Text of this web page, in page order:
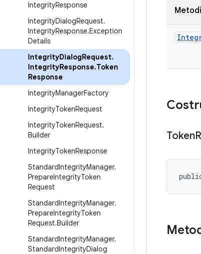
IntegrityResponse
IntegrityDialogRequest.
IntegrityResponse.Exception
Details
IntegrityDialogRequest.
IntegrityResponse.Token
Response
IntegrityManagerFactory
IntegrityTokenRequest
IntegrityTokenRequest.
Builder
IntegrityTokenResponse
StandardIntegrityManager.
PrepareIntegrityToken
Request
StandardIntegrityManager.
PrepareIntegrityToken
Request.Builder
StandardIntegrityManager.
StandardIntegrityDialog
Token